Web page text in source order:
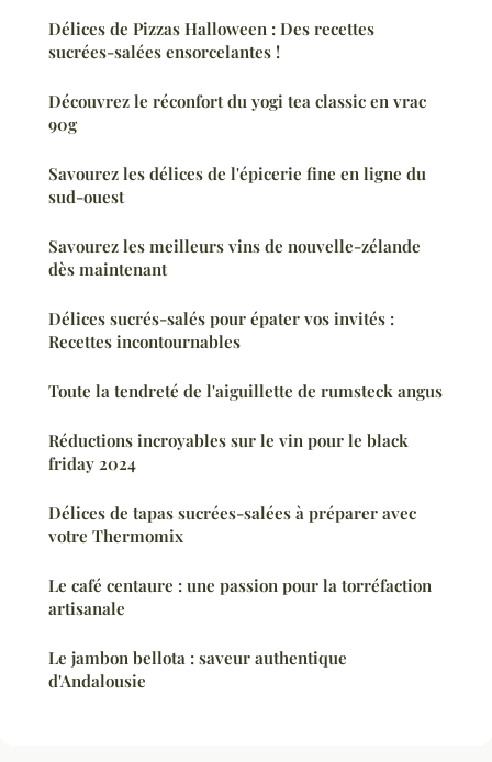
Délices de Pizzas Halloween : Des recettes
sucrées-salées ensorcelantes !
Découvrez le réconfort du yogi tea classic en vrac
90g
Savourez les délices de l'épicerie fine en ligne du
sud-ouest
Savourez les meilleurs vins de nouvelle-zélande
dès maintenant
Délices sucrés-salés pour épater vos invités :
Recettes incontournables
Toute la tendreté de l'aiguillette de rumsteck angus
Réductions incroyables sur le vin pour le black
friday 2024
Délices de tapas sucrées-salées à préparer avec
votre Thermomix
Le café centaure : une passion pour la torréfaction
artisanale
Le jambon bellota : saveur authentique
d'Andalousie